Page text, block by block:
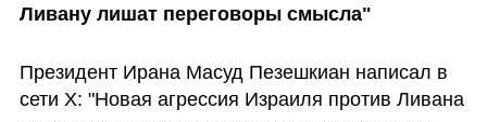
Ливану лишат переговоры смысла"
Президент Ирана Масуд Пезешкиан написал в
сети X: "Новая агрессия Израиля против Ливана